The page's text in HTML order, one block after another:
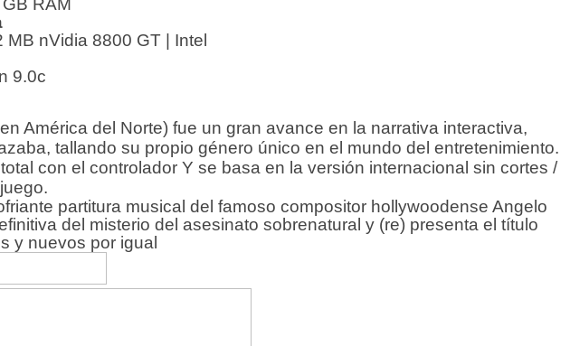
RAM
MB nVidia 8800 GT | Intel
9.0c
América del Norte) fue un gran avance en la narrativa interactiva,
tallando su propio género único en el mundo del entretenimiento.
con el controlador Y se basa en la versión internacional sin cortes /
partitura musical del famoso compositor hollywoodense Angelo
del misterio del asesinato sobrenatural y (re) presenta el título
y nuevos por igual